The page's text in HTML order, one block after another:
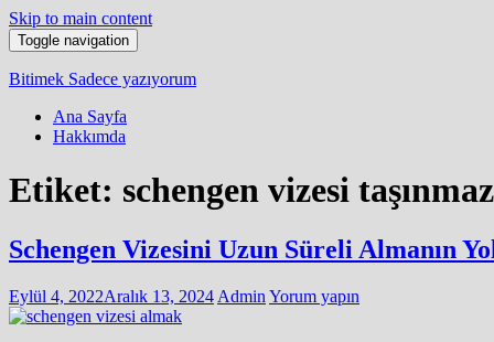
Skip to main content
Toggle navigation
Bitimek Sadece yazıyorum
Ana Sayfa
Hakkımda
Etiket: schengen vizesi
Schengen Vizesini Uzun Süreli Almanın
Eylül 4, 2022Aralık 13, 2024 Admin Yorum yapın